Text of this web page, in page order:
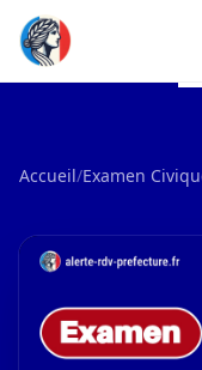
Accueil/Examen